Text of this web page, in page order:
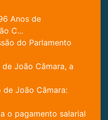
​​Anos de
C...
do Parlamento
João Câmara, a
de João Câmara:
o pagamento salarial